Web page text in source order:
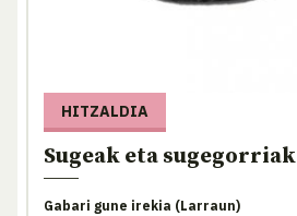
HITZALDIA
Sugeak eta sugegorriak
Gabari gune irekia (Larraun)